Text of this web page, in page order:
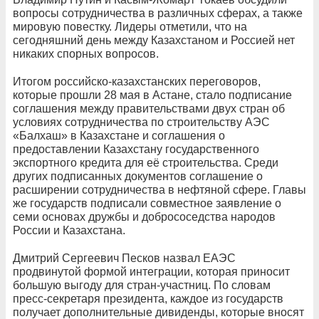
вопросы сотрудничества в различных сферах, а также
мировую повестку. Лидеры отметили, что на
сегодняшний день между Казахстаном и Россией нет
никаких спорных вопросов.
Итогом российско-казахстанских переговоров,
которые прошли 28 мая в Астане, стало подписание
соглашения между правительствами двух стран об
условиях сотрудничества по строительству АЭС
«Балхаш» в Казахстане и соглашения о
предоставлении Казахстану государственного
экспортного кредита для её строительства. Среди
других подписанных документов соглашение о
расширении сотрудничества в нефтяной сфере. Главы
же государств подписали совместное заявление о
семи основах дружбы и добрососедства народов
России и Казахстана.
Дмитрий Сергеевич Песков назвал ЕАЭС
продвинутой формой интеграции, которая приносит
большую выгоду для стран-участниц. По словам
пресс-секретаря президента, каждое из государств
получает дополнительные дивиденды, которые вносят